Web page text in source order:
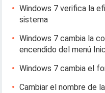
Windows 7 verifica la
sistema
Windows 7 cambia la
encendido del menú
Windows 7 cambia el
Cambiar el nombre de